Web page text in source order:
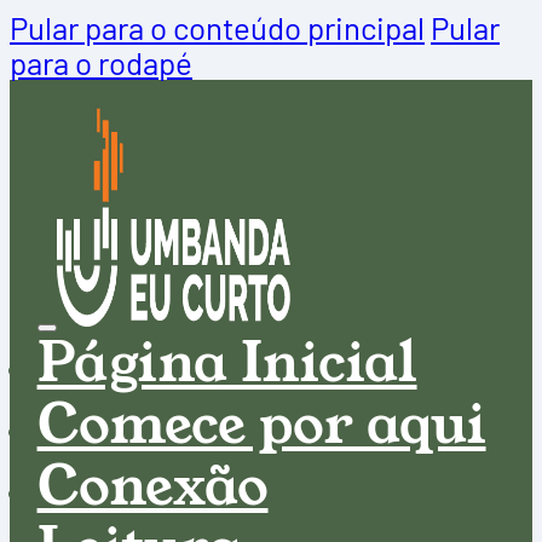
Pular para o conteúdo principal Pular
para o rodapé
Página Inicial
Comece por aqui
Conexão